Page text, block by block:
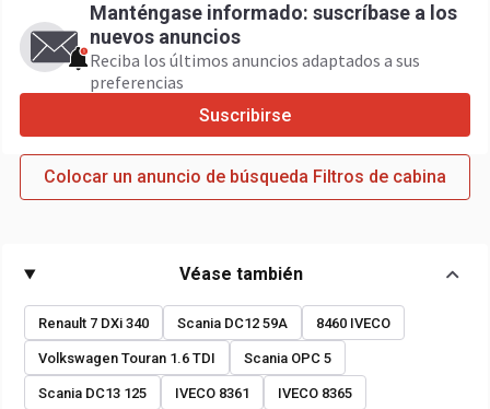
Manténgase informado: suscríbase a los
nuevos anuncios
Reciba los últimos anuncios adaptados a sus
preferencias
Suscribirse
Colocar un anuncio de búsqueda Filtros de cabina
Véase también
Renault 7 DXi 340 Scania DC12 59A 8460 IVECO
Volkswagen Touran 1.6 TDI Scania OPC 5
Scania DC13 125 IVECO 8361 IVECO 8365